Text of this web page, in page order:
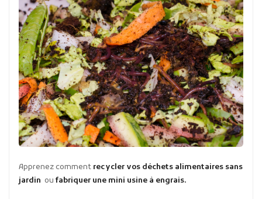
Apprenez comment recycler vos déchets alimentaires sans
jardin oufabriquer une mini usine à engrais.